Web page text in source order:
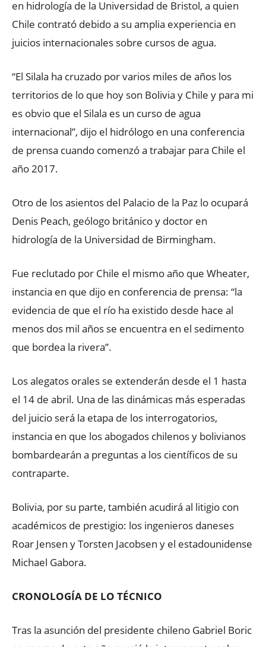
en hidrología de la Universidad de Bristol, a quien
Chile contrató debido a su amplia experiencia en
juicios internacionales sobre cursos de agua.
“El Silala ha cruzado por varios miles de años los
territorios de lo que hoy son Bolivia y Chile y para mi
es obvio que el Silala es un curso de agua
internacional”, dijo el hidrólogo en una conferencia
de prensa cuando comenzó a trabajar para Chile el
año 2017.
Otro de los asientos del Palacio de la Paz lo ocupará
Denis Peach, geólogo británico y doctor en
hidrología de la Universidad de Birmingham.
Fue reclutado por Chile el mismo año que Wheater,
instancia en que dijo en conferencia de prensa: “la
evidencia de que el río ha existido desde hace al
menos dos mil años se encuentra en el sedimento
que bordea la rivera”.
Los alegatos orales se extenderán desde el 1 hasta
el 14 de abril. Una de las dinámicas más esperadas
del juicio será la etapa de los interrogatorios,
instancia en que los abogados chilenos y bolivianos
bombardearán a preguntas a los científicos de su
contraparte.
Bolivia, por su parte, también acudirá al litigio con
académicos de prestigio: los ingenieros daneses
Roar Jensen y Torsten Jacobsen y el estadounidense
Michael Gabora.
CRONOLOGÍA DE LO TÉCNICO
Tras la asunción del presidente chileno Gabriel Boric